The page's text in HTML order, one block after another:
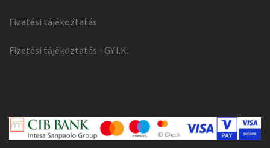
Fizetési tájékoztatás
Fizetési tájékoztatás - GY.I.K.